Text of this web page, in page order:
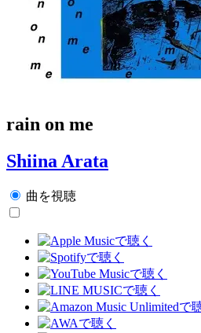
rain on me
Shiina Arata
曲を視聴